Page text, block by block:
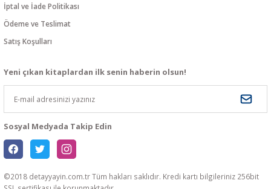
İptal ve İade Politikası
Ödeme ve Teslimat
Satış Koşulları
Yeni çıkan kitaplardan ilk senin haberin olsun!
Sosyal Medyada Takip Edin
©2018 detayyayin.com.tr Tüm hakları saklıdır. Kredi kartı bilgileriniz 256bit